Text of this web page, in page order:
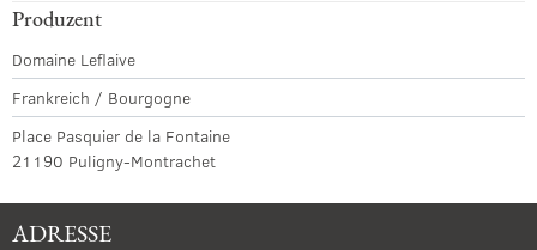
Produzent
Domaine Leflaive
Frankreich / Bourgogne
Place Pasquier de la Fontaine
21190 Puligny-Montrachet
ADRESSE